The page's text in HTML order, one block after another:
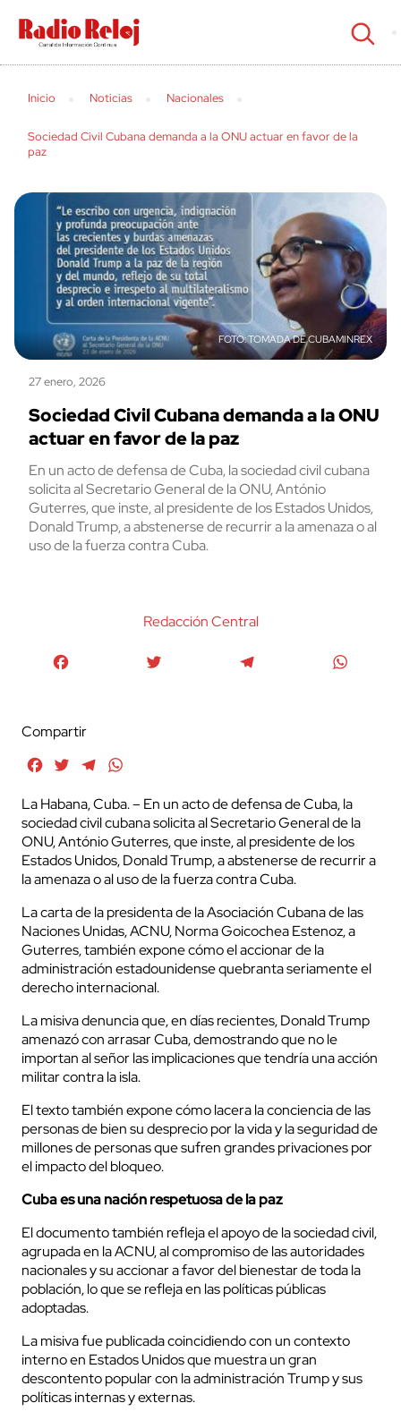
cerrar
Inicio Noticias Nacionales
Sociedad Civil Cubana demanda a la ONU actuar en favor de la
paz
TOMADA DE CUBAMINREX
27 enero, 2026
Sociedad Civil Cubana demanda a la ONU
actuar en favor de la paz
En un acto de defensa de Cuba, la sociedad civil cubana
solicita al Secretario General de la ONU, António
Guterres, que inste, al presidente de los Estados Unidos,
Donald Trump, a abstenerse de recurrir a la amenaza o al
uso de la fuerza contra Cuba.
Redacción Central
Compartir
FacebookTwitterTelegram
La Habana, Cuba. – En un acto de defensa de Cuba, la
sociedad civil cubana solicita al Secretario General de la
ONU, António Guterres, que inste, al presidente de los
Estados Unidos, Donald Trump, a abstenerse de recurrir a
la amenaza o al uso de la fuerza contra Cuba.
La carta de la presidenta de la Asociación Cubana de las
Naciones Unidas, ACNU, Norma Goicochea Estenoz, a
Guterres, también expone cómo el accionar de la
administración estadounidense quebranta seriamente el
derecho internacional.
La misiva denuncia que, en días recientes, Donald Trump
amenazó con arrasar Cuba, demostrando que no le
importan al señor las implicaciones que tendría una acción
militar contra la isla.
El texto también expone cómo lacera la conciencia de las
personas de bien su desprecio por la vida y la seguridad de
millones de personas que sufren grandes privaciones por
el impacto del bloqueo.
Cuba es una nación respetuosa de la paz
El documento también refleja el apoyo de la sociedad civil,
agrupada en la ACNU, al compromiso de las autoridades
nacionales y su accionar a favor del bienestar de toda la
población, lo que se refleja en las políticas públicas
adoptadas.
La misiva fue publicada coincidiendo con un contexto
interno en Estados Unidos que muestra un gran
descontento popular con la administración Trump y sus
políticas internas y externas.